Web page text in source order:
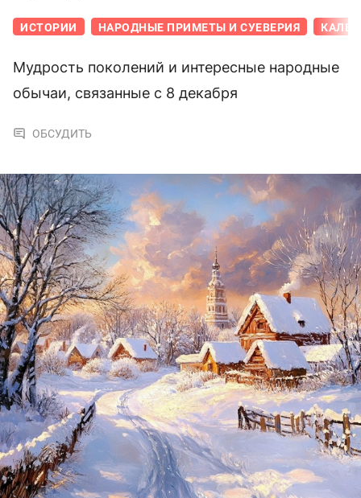
ИСТОРИИ НАРОДНЫЕ ПРИМЕТЫ И СУЕВЕРИЯ
Мудрость поколений и интересные народные
обычаи, связанные с 8 декабря
ОБСУДИТЬ